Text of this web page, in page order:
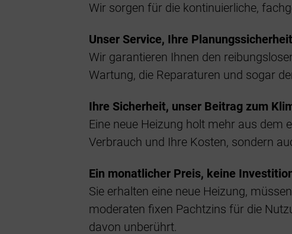
Wir sorgen für die kontinuierliche,
Unser Service, Ihre Planungssicherheit
Wir garantieren Ihnen den
Wartung, die Reparaturen und sogar
Ihre Sicherheit, unser Beitrag zum
Eine neue Heizung holt mehr aus dem
Verbrauch und Ihre Kosten, sondern
Ein monatlicher Preis, keine
Sie erhalten eine neue Heizung,
moderaten fixen Pachtzins für die
davon unberührt.